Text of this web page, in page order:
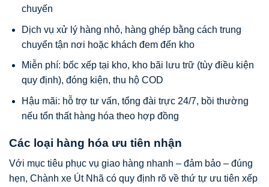
chuyến
Dịch vụ xử lý hàng nhỏ, hàng ghép bằng cách trung
chuyển tận nơi hoặc khách đem đến kho
Miễn phí: bốc xếp tại kho, kho bãi lưu trữ (tùy điều kiện
quy định), đóng kiện, thu hộ COD
Hậu mãi: hỗ trợ tư vấn, tổng đài trực 24/7, bồi thường
nếu tổn thất hàng hóa theo hợp đồng
Các loại hàng hóa ưu tiên nhận
Với mục tiêu phục vụ giao hàng nhanh – đảm bảo – đúng
hẹn, Chành xe Út Nhã có quy định rõ về thứ tự ưu tiên xếp